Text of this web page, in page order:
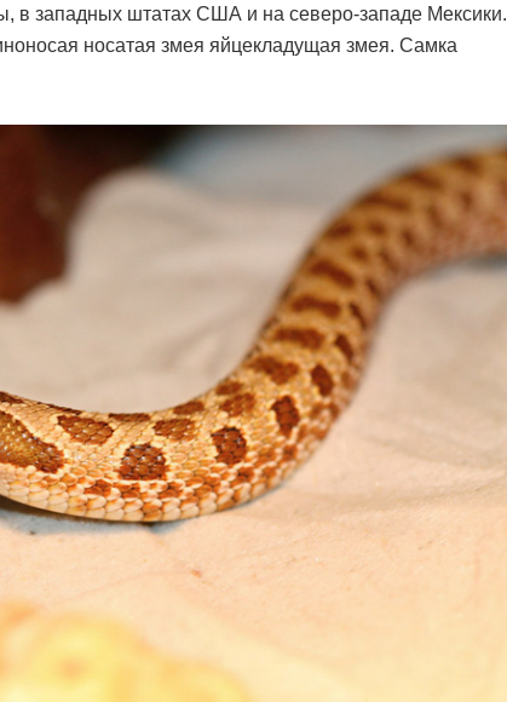
в западных штатах США и на северо-западе Мексики.
носатая змея яйцекладущая змея. Самка